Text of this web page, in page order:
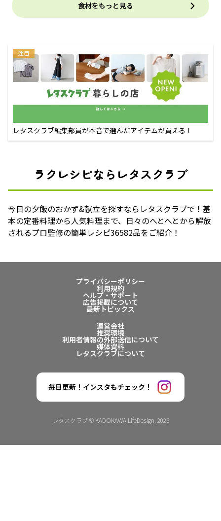
食材をもっと見る
注目
レタスクラブ編集部員が本音で選んだアイテムが買える！
ラクレシピならレタスクラブ
今日の夕飯のおかず&献立を探すならレタスクラブで！基
本の定番料理から人気料理まで、日々のへとへとから解放
されるプロ監修の簡単レシピ36582品をご紹介！
プライバシーポリシー
利用規約
ヘルプ・サポート
広告掲載について
最新トピックス
運営会社
推奨環境
利用者情報の外部送信について
媒体資料
レタスクラブについて
毎日更新！インスタもチェック！
レタスクラブ © KADOKAWA LifeDesign. 2026